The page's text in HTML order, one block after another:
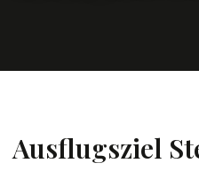
Ausflugsziel